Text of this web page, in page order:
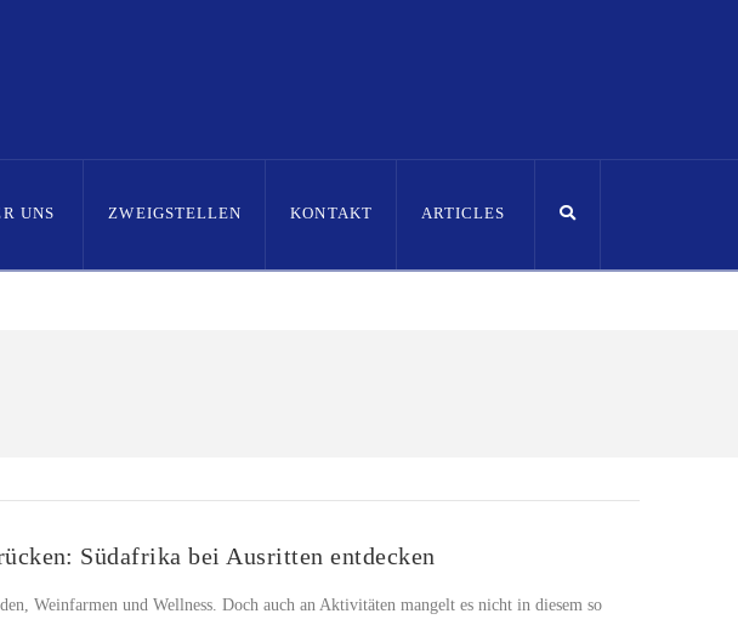
UNS ZWEIGSTELLEN KONTAKT ARTICLES
Südafrika bei Ausritten entdecken
Weinfarmen und Wellness. Doch auch an Aktivitäten mangelt es nicht in diesem so